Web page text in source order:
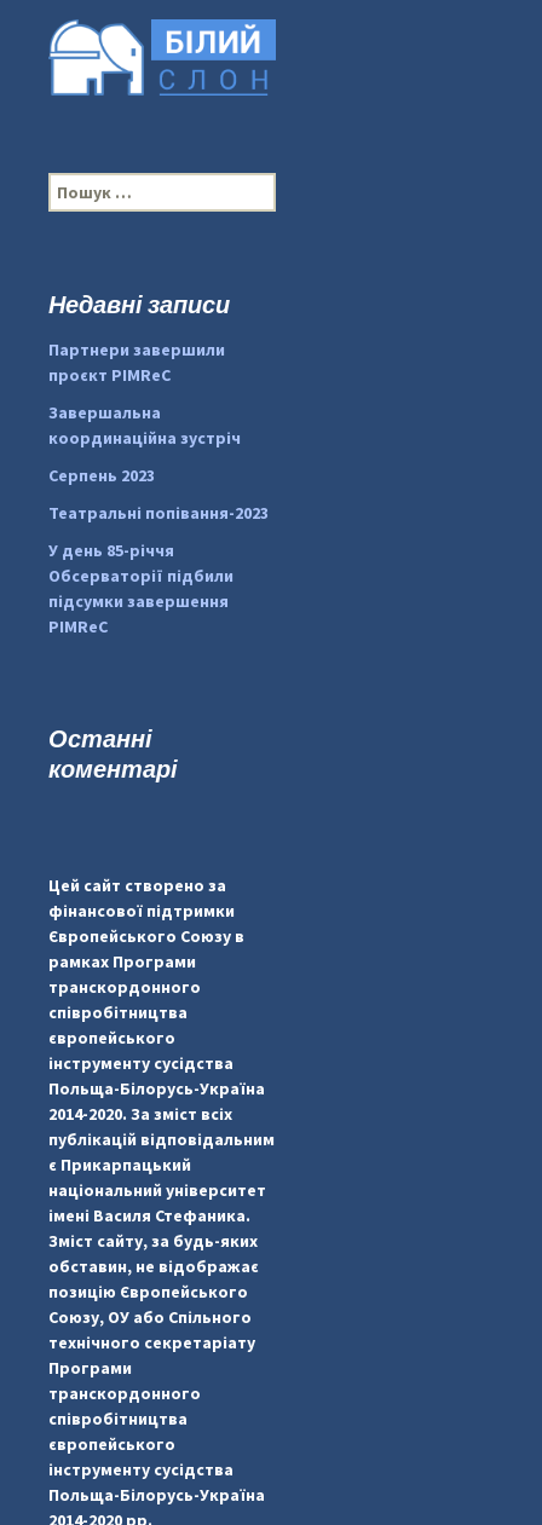
pimrec_project
#PipIvanToday
pimrec_project
П
о
:Недавні записи
Партнери завершили
проєкт PIMReC
Завершальна
координаційна зустріч
Серпень 2023
Театральні попівання-2023
У день 85-річчя
Обсерваторії підбили
підсумки завершення
PIMReC
Останні
коментарі
Цей сайт створено за
фінансової підтримки
Європейського Союзу в
рамках Програми
транскордонного
співробітництва
європейського
інструменту сусідства
Польща-Білорусь-Україна
2014-2020. За зміст всіх
публікацій відповідальним
є Прикарпацький
національний університет
імені Василя Стефаника.
Зміст сайту, за будь-яких
обставин, не відображає
позицію Європейського
Союзу, ОУ або Спільного
технічного секретаріату
Програми
транскордонного
співробітництва
європейського
інструменту сусідства
Польща-Білорусь-Україна
2014-2020 рр.